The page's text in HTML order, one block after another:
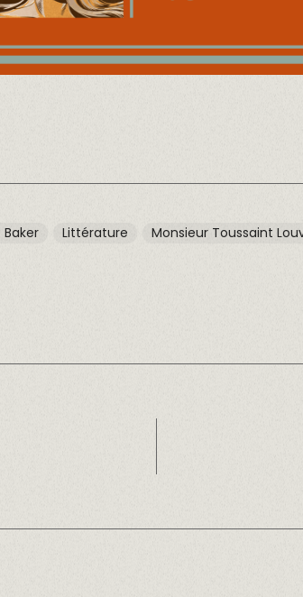
Littérature Monsieur Toussaint